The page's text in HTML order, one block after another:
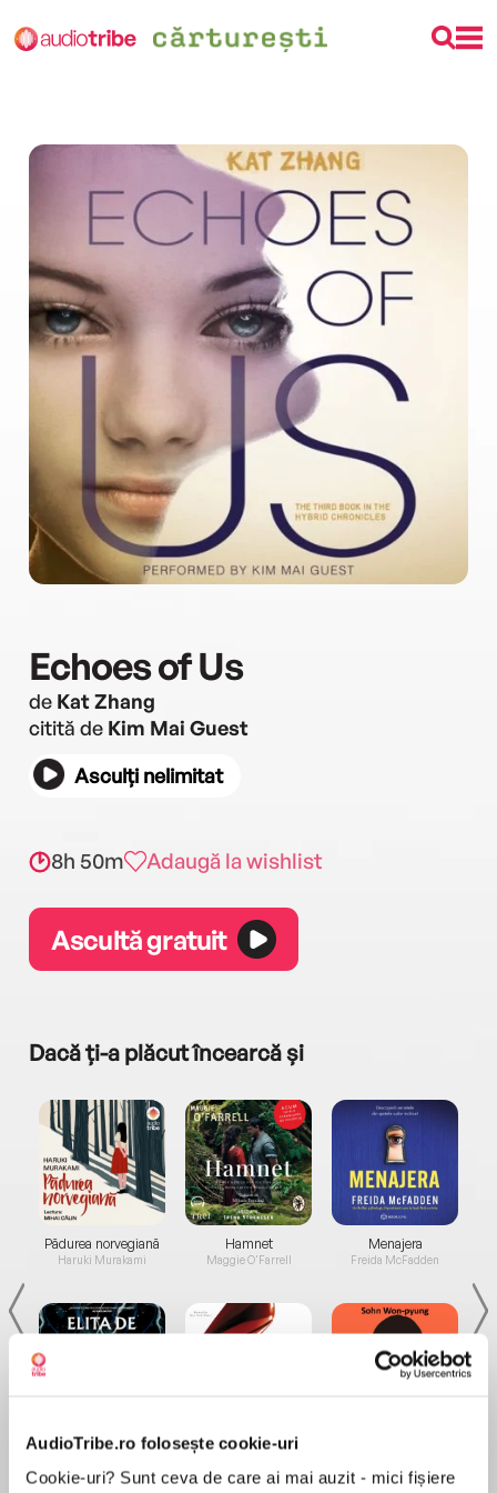
AudioTribe.ro folosește cookie-uri
Cookie-uri? Sunt ceva de care ai mai auzit - mici fișiere
Echoes of Us
de Kat Zhang
citită de Kim Mai Guest
Asculți nelimitat
8h 50m Adaugă la wishlist
Ascultă gratuit
Dacă ți-a plăcut încearcă și
Pădurea norvegiană
Haruki Murakami
Elita de Argint (Elita
Hamnet
Maggie O'Farrell
Diavolul se îmbracă de
Menajera
Freida McFadden